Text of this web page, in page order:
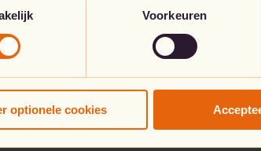
Voorkeuren
optionele cookies